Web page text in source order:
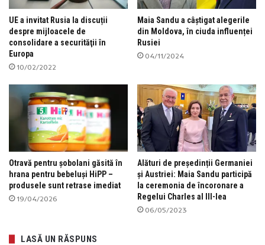
UE a invitat Rusia la discuții
despre mijloacele de
consolidare a securităţii în
Europa
10/02/2022
Maia Sandu a câștigat alegerile
din Moldova, în ciuda influenței
Rusiei
04/11/2024
Otravă pentru șobolani găsită în
hrana pentru bebeluși HiPP –
produsele sunt retrase imediat
19/04/2026
Alături de președinții Germaniei
și Austriei: Maia Sandu participă
la ceremonia de încoronare a
Regelui Charles al III-lea
06/05/2023
LASĂ UN RĂSPUNS